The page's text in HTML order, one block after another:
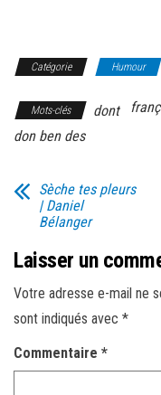
Catégorie Humour
Mots-clés dont
don ben des
Sèche tes pleurs
| Daniel
Bélanger
Laisser un
Votre adresse e-mail ne
sont indiqués avec *
Commentaire *